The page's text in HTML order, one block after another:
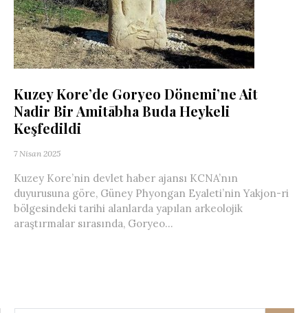
Kuzey Kore’de Goryeo Dönemi’ne Ait
Nadir Bir Amitābha Buda Heykeli
Keşfedildi
7 Nisan 2025
Kuzey Kore’nin devlet haber ajansı KCNA’nın
duyurusuna göre, Güney Phyongan Eyaleti’nin Yakjon-ri
bölgesindeki tarihi alanlarda yapılan arkeolojik
araştırmalar sırasında, Goryeo...